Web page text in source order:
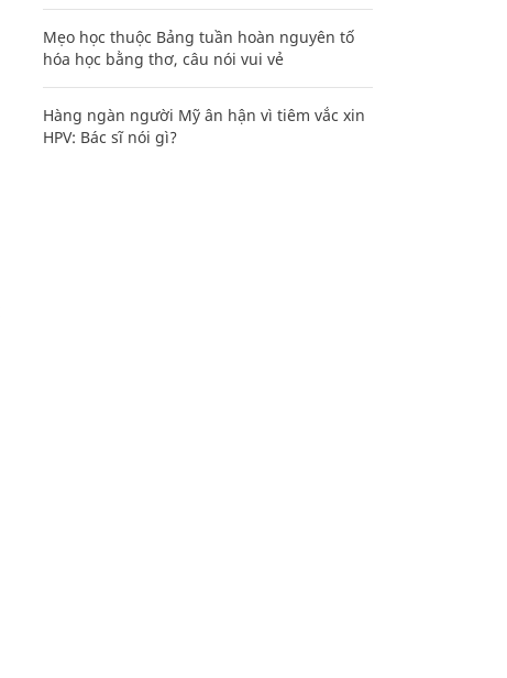
Mẹo học thuộc Bảng tuần hoàn nguyên tố
hóa học bằng thơ, câu nói vui vẻ
Hàng ngàn người Mỹ ân hận vì tiêm vắc xin
HPV: Bác sĩ nói gì?